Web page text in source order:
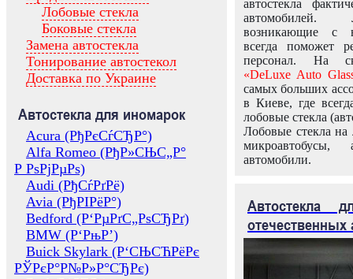
Лобовые стекла
Боковые стекла
Замена автостекла
Тонирование автостекол
Доставка по Украине
Автостекла для иномарок
Acura (РђРєСѓСЂР°)
Alfa Romeo (РђР»СЊС„Р°
Р РѕРјРµРѕ)
Audi (РђСѓРґРё)
Avia (РђРІРёР°)
Bedford (Р‘РµРґС„РѕСЂРґ)
BMW (Р‘РњР’)
Buick Skylark (Р‘СЊСЋРёРє
РЎРєР°Р№Р»Р°СЂРє)
автостекла
возникающие с
всегда поможет
персонал. На
«DeLuxe Auto
самых больших
в Киеве, где
лобовые стекла
Лобовые стекла на
микроавтобусы,
автомобили.
Автостекла
отечественных